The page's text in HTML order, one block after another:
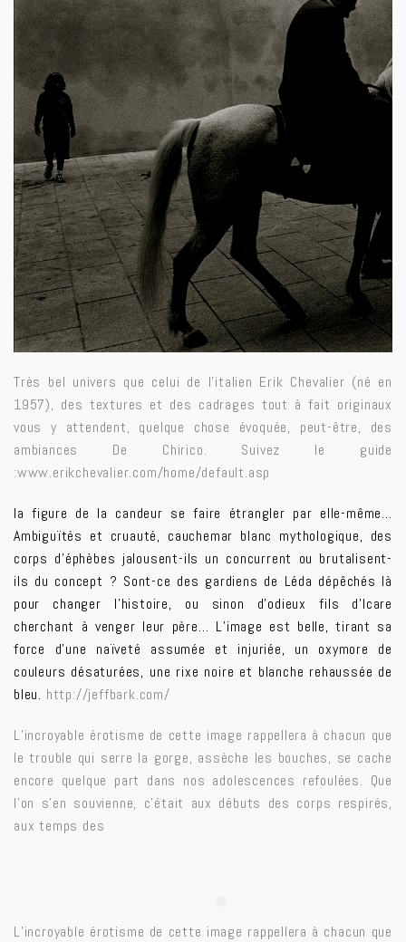
Très bel univers que celui de l’italien Erik Chevalier (né en
1957), des textures et des cadrages tout à fait originaux
vous y attendent, quelque chose évoquée, peut-être, des
ambiances De Chirico. Suivez le guide
:www.erikchevalier.com/home/default.asp
la figure de la candeur se faire étrangler par elle-même…
Ambiguïtés et cruauté, cauchemar blanc mythologique, des
corps d’éphèbes jalousent-ils un concurrent ou brutalisent-
ils du concept ? Sont-ce des gardiens de Léda dépêchés là
pour changer l’histoire, ou sinon d’odieux fils d’Icare
cherchant à venger leur père… L’image est belle, tirant sa
force d’une naïveté assumée et injuriée, un oxymore de
couleurs désaturées, une rixe noire et blanche rehaussée de
bleu. http://jeffbark.com/
L’incroyable érotisme de cette image rappellera à chacun que
le trouble qui serre la gorge, assèche les bouches, se cache
encore quelque part dans nos adolescences refoulées. Que
l’on s’en souvienne, c’était aux débuts des corps respirés,
aux temps des
L’incroyable érotisme de cette image rappellera à chacun que